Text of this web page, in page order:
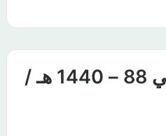
صور اليوم الوطني 88 – 1440 هـ /